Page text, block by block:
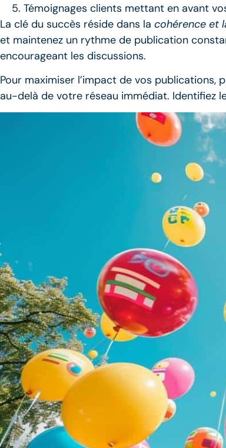
Témoignages clients mettant en avant
La clé du succès réside dans la cohérence et
et maintenez un rythme de publication
encourageant les discussions.
Pour maximiser l’impact de vos
au-delà de votre réseau immédiat. Identifiez